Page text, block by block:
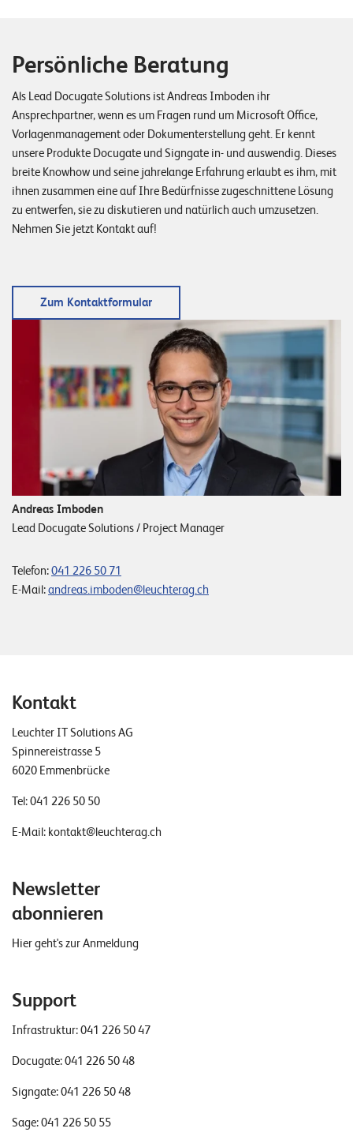
Persönliche Beratung
Als Lead Docugate Solutions ist Andreas Imboden ihr
Ansprechpartner, wenn es um Fragen rund um Microsoft Office,
Vorlagenmanagement oder Dokumenterstellung geht. Er kennt
unsere Produkte Docugate und Signgate in- und auswendig. Dieses
breite Knowhow und seine jahrelange Erfahrung erlaubt es ihm, mit
ihnen zusammen eine auf Ihre Bedürfnisse zugeschnittene Lösung
zu entwerfen, sie zu diskutieren und natürlich auch umzusetzen.
Nehmen Sie jetzt Kontakt auf!
Zum Kontaktformular
Andreas Imboden
Lead Docugate Solutions / Project Manager
Telefon:041 226 50 71
E-Mail:andreas.imboden@leuchterag.ch
Kontakt
Leuchter IT Solutions AG
Spinnereistrasse 5
6020 Emmenbrücke
Tel:041 226 50 50
E-Mail: kontakt@leuchterag.ch
Newsletter
abonnieren
Hier geht's zur Anmeldung
Support
Infrastruktur:041 226 50 47
Docugate:041 226 50 48
Signgate:041 226 50 48
Sage:041 226 50 55